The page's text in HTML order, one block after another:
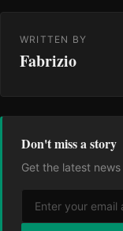
WRITTEN BY
Fabrizio
Don't miss a story
Get the latest